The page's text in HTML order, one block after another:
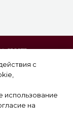
с
использование
на